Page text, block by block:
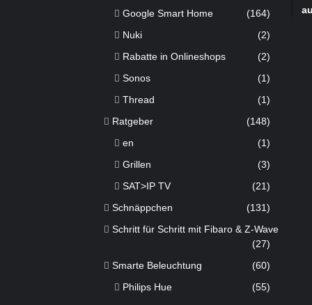
Google Smart Home
(164)
Nuki
(2)
Rabatte in Onlineshops
(2)
Sonos
(1)
Thread
(1)
Ratgeber (148)
en
(1)
Grillen
(3)
SAT>IP TV
(21)
Schnäppchen (131)
Schritt für Schritt mit Fibaro & Z-Wave
(27)
Smarte Beleuchtung (60)
Philips Hue (55)